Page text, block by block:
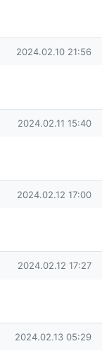
작성일
2024.02.10 21:56
작성일
2024.02.11 15:40
작성일
2024.02.12 17:00
작성일
2024.02.12 17:27
작성일
2024.02.13 05:29